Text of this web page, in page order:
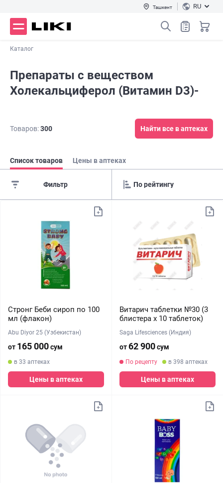
Ташкент RU
Каталог
Препараты с веществом
Холекальциферол (Витамин D3)-
Товаров:300 Найти все в аптеках
Список товаров Цены в аптеках
Фильтр
Стронг Беби сироп по 100
мл (флакон)
Abu Diyor 25 (Узбекистан)
от 165 000сум
в 33 аптеках
Цены в аптеках
Витарич таблетки №30 (3
блистера х 10 таблеток)
Saga Lifesciences (Индия)
от62 900сум
По рецепту в 398 аптеках
Цены в аптеках